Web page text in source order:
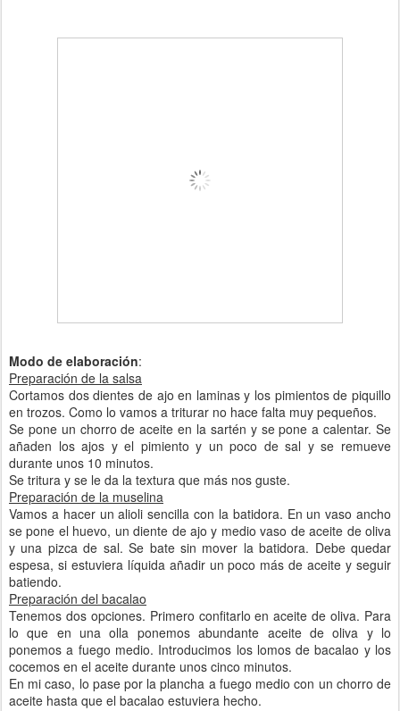
Modo de elaboración:
Preparación de la salsa
Cortamos dos dientes de ajo en laminas y los pimientos de piquillo
en trozos. Como lo vamos a triturar no hace falta muy pequeños.
Se pone un chorro de aceite en la sartén y se pone a calentar. Se
añaden los ajos y el pimiento y un poco de sal y se remueve
durante unos 10 minutos.
Se tritura y se le da la textura que más nos guste.
Preparación de la muselina
Vamos a hacer un alioli sencilla con la batidora. En un vaso ancho
se pone el huevo, un diente de ajo y medio vaso de aceite de oliva
y una pizca de sal. Se bate sin mover la batidora. Debe quedar
espesa, si estuviera líquida añadir un poco más de aceite y seguir
batiendo.
Preparación del bacalao
Tenemos dos opciones. Primero confitarlo en aceite de oliva. Para
lo que en una olla ponemos abundante aceite de oliva y lo
ponemos a fuego medio. Introducimos los lomos de bacalao y los
cocemos en el aceite durante unos cinco minutos.
En mi caso, lo pase por la plancha a fuego medio con un chorro de
aceite hasta que el bacalao estuviera hecho.